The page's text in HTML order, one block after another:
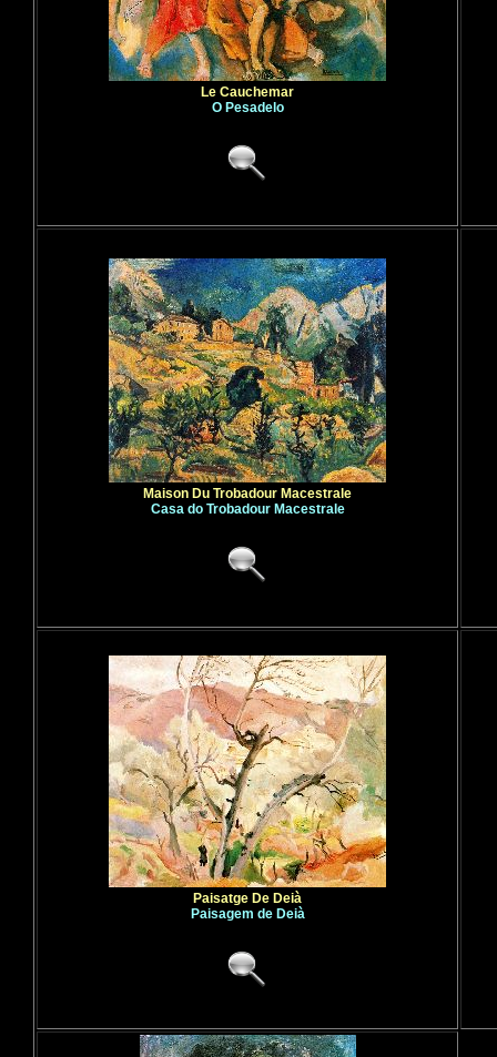
Le Cauchemar
O Pesadelo
Maison Du Trobadour Macestrale
Casa do Trobadour Macestrale
Paisatge De Deià
Paisagem de Deià